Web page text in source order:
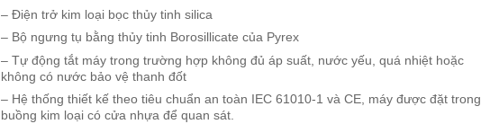
– Điện trở kim loại bọc thủy tinh silica
– Bộ ngưng tụ bằng thủy tinh Borosillicate của Pyrex
– Tự động tắt máy trong trường hợp không đủ áp suất, nước yếu, quá nhiệt hoặc
không có nước bảo vệ thanh đốt
– Hệ thống thiết kế theo tiêu chuẩn an toàn IEC 61010-1 và CE, máy được đặt trong
buồng kim loại có cửa nhựa để quan sát.